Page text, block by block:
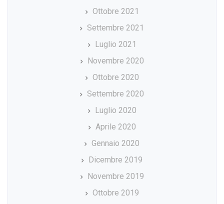
Ottobre 2021
Settembre 2021
Luglio 2021
Novembre 2020
Ottobre 2020
Settembre 2020
Luglio 2020
Aprile 2020
Gennaio 2020
Dicembre 2019
Novembre 2019
Ottobre 2019